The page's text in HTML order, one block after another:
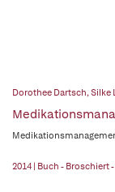
Dorothee Dartsch,Silke
2014 | Buch - Broschiert -